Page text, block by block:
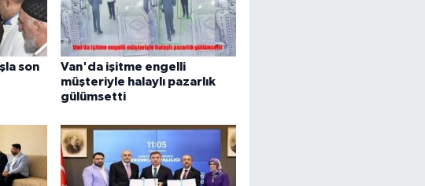
son
Van'da işitme engelli
müşteriyle halaylı pazarlık
gülümsetti